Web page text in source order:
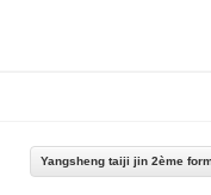
Yangsheng taiji jin 2ème